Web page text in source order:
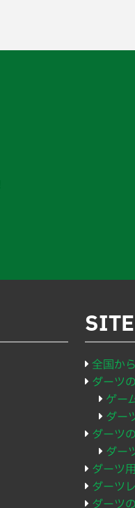
全国か
ダーツ
ゲー
ダー
ダーツ
ダー
ダーツ
ダーツ
ダーツ